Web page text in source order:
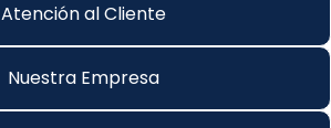
Atención al Cliente
Nuestra Empresa